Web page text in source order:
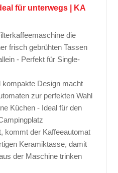
für unterwegs | KA
die
frisch gebrühten Tassen
- Perfekt für Single-
kompakte Design macht
zur perfekten Wahl
Küchen - Ideal für den
kommt der Kaffeeautomat
Keramiktasse, damit
der Maschine trinken